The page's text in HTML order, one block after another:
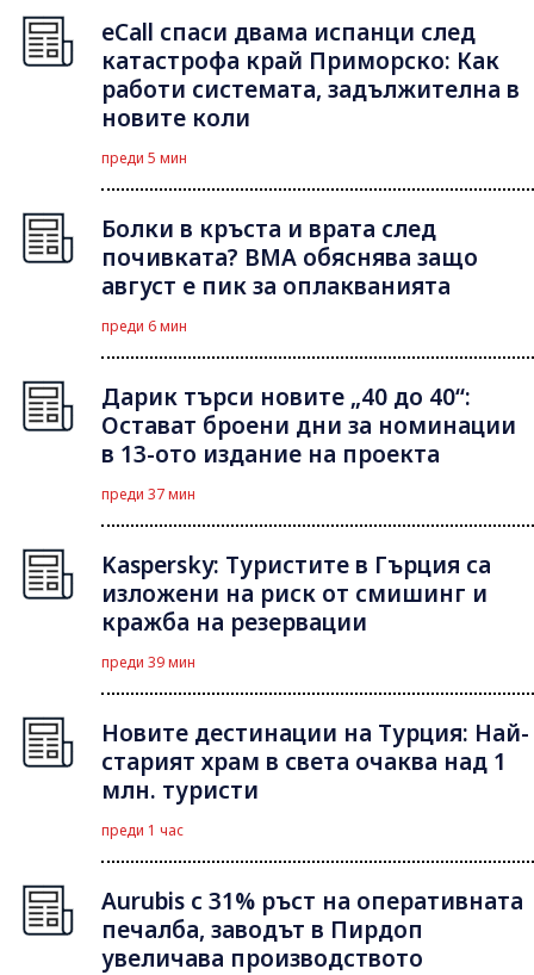
eCall спаси двама испанци след
катастрофа край Приморско: Как
работи системата, задължителна в
новите коли
преди 5 мин
Болки в кръста и врата след
почивката? ВМА обяснява защо
август е пик за оплакванията
преди 6 мин
Дарик търси новите „40 до 40“:
Остават броени дни за номинации
в 13-ото издание на проекта
преди 37 мин
Kaspersky: Туристите в Гърция са
изложени на риск от смишинг и
кражба на резервации
преди 39 мин
Новите дестинации на Турция: Най-
старият храм в света очаква над 1
млн. туристи
преди 1 час
Aurubis с 31% ръст на оперативната
печалба, заводът в Пирдоп
увеличава производството